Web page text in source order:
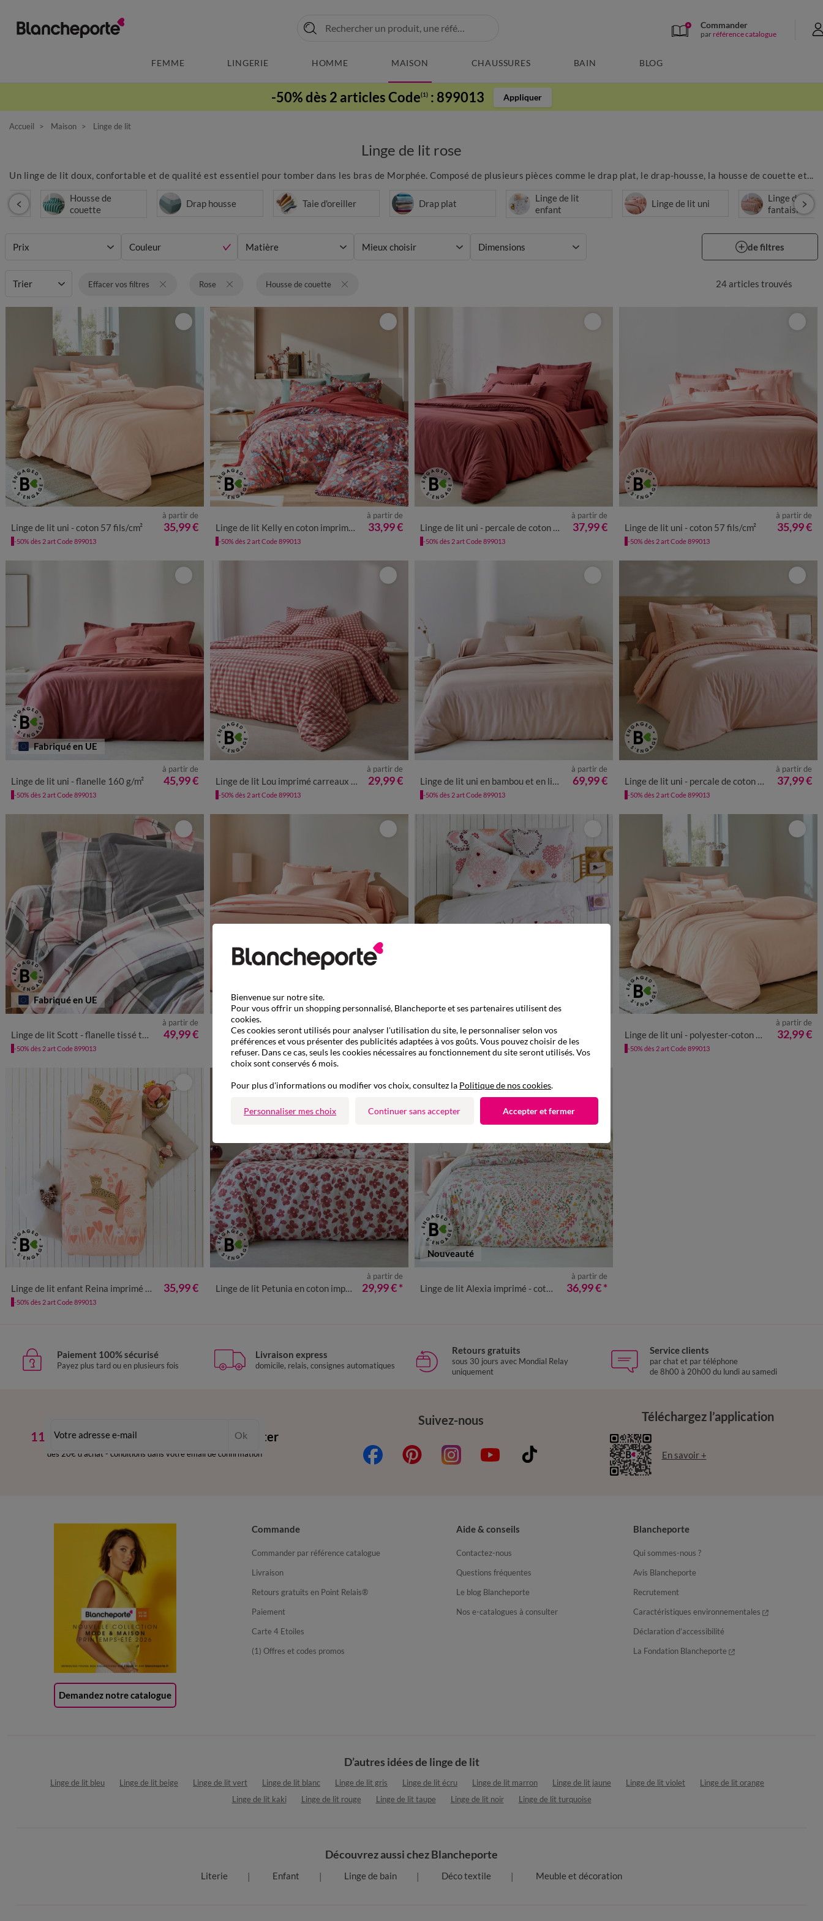
Commander
par référence catalogue
FEMME LINGERIE HOMME MAISON CHAUSSURES BAIN BLOG
-50% dès 2 articles Code(1) : 899013 Appliquer
Accueil Maison Linge de lit
Linge de lit rose
Un linge de lit doux, confortable et de qualité est essentiel pour tomber dans les bras de Morphée. Composé de plusieurs pièces comme le drap plat, le drap-housse, la housse de couette et...
Housse de
couette
Drap housse Taie d'oreiller Drap plat
Linge de lit
enfant
Linge de lit uni
Linge de lit
fantaisie
Prix Couleur Matière Mieux choisir Dimensions
Motif Type de produits
de filtres
24 articles trouvés
Trier Effacer vos filtres Rose Housse de couette
Linge de lit uni - coton 57 fils/cm²
à partir de
35,99 €
-50% dès 2 art Code 899013
Linge de lit Kelly en coton imprimé floral
à partir de
33,99 €
-50% dès 2 art Code 899013
Linge de lit uni - percale de coton 72 fils/cm²
à partir de
37,99 €
-50% dès 2 art Code 899013
Linge de lit uni - coton 57 fils/cm²
à partir de
35,99 €
-50% dès 2 art Code 899013
Fabriqué en UE
Linge de lit uni - flanelle 160 g/m²
à partir de
45,99 €
-50% dès 2 art Code 899013
Linge de lit Lou imprimé carreaux - en coton
à partir de
29,99 €
-50% dès 2 art Code 899013
Linge de lit uni en bambou et en lin**
à partir de
69,99 €
-50% dès 2 art Code 899013
Linge de lit uni - percale de coton 72 fils/cm²
à partir de
37,99 €
-50% dès 2 art Code 899013
Fabriqué en UE
Linge de lit Scott - flanelle tissé teint 160 g/m²
à partir de
49,99 €
-50% dès 2 art Code 899013
Linge de lit satin uni 41,99 €
-50% dès 2 art Code 899013
Linge de lit Candice en coton imprimé cœurs
-50% dès 2 art Code 899013
Linge de lit uni - polyester-coton 57 fils/cm²
à partir de
32,99 €
-50% dès 2 art Code 899013
Linge de lit enfant Reina imprimé 1 personne - coton 57 fils/cm² 35,99 €
-50% dès 2 art Code 899013
Linge de lit Petunia en coton imprimé
à partir de
29,99 €*
Nouveauté
Linge de lit Alexia imprimé - coton 57 fils/cm²
à partir de
36,99 €*
Paiement 100% sécurisé
Payez plus tard ou en plusieurs fois
Livraison express
domicile, relais, consignes automatiques
Retours gratuits
sous 30 jours avec Mondial Relay
uniquement
Service clients
par chat et par téléphone
de 8h00 à 20h00 du lundi au samedi
11€ Offertsen vous inscrivant à la newsletter
dès 20€ d’achat - conditions dans votre email de confirmation
Ok
Suivez-nous Téléchargez l’application
En savoir +
Demandez notre catalogue
Commande
Commander par référence catalogue
Livraison
Retours gratuits en Point Relais®
Paiement
Carte 4 Etoiles
(1) Offres et codes promos
Aide & conseils
Contactez-nous
Questions fréquentes
Le blog Blancheporte
Nos e-catalogues à consulter
Blancheporte
Qui sommes-nous ?
Avis Blancheporte
Recrutement
Caractéristiques environnementales
Déclaration d’accessibilité
La Fondation Blancheporte
D’autres idées de linge de lit
Linge de lit bleu Linge de lit beige Linge de lit vert Linge de lit blanc Linge de lit gris Linge de lit écru Linge de lit marron Linge de lit jaune Linge de lit violet
Linge de lit orange
Linge de lit kaki
Linge de lit rouge Linge de lit taupe Linge de lit noir Linge de lit turquoise
Découvrez aussi chez Blancheporte
Literie Enfant Linge de bain Déco textile Meuble et décoration
Bienvenue sur notre site.
Pour vous offrir un shopping personnalisé, Blancheporte et ses partenaires utilisent des
cookies.
Ces cookies seront utilisés pour analyser l'utilisation du site, le personnaliser selon vos
préférences et vous présenter des publicités adaptées à vos goûts. Vous pouvez choisir de les
refuser. Dans ce cas, seuls les cookies nécessaires au fonctionnement du site seront utilisés. Vos
choix sont conservés 6 mois.
Pour plus d'informations ou modifier vos choix, consultez la Politique de nos cookies.
Personnaliser mes choix Continuer sans accepter Accepter et fermer